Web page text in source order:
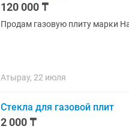
120 000 ₸
Продам газовую плиту марки
Атырау, 22 июля
Стекла для газовой плит
2 000 ₸